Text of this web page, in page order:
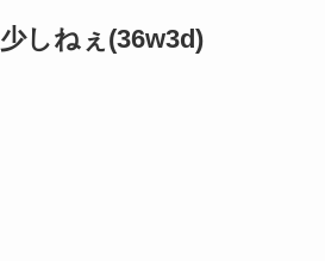
しねぇ(36w3d)